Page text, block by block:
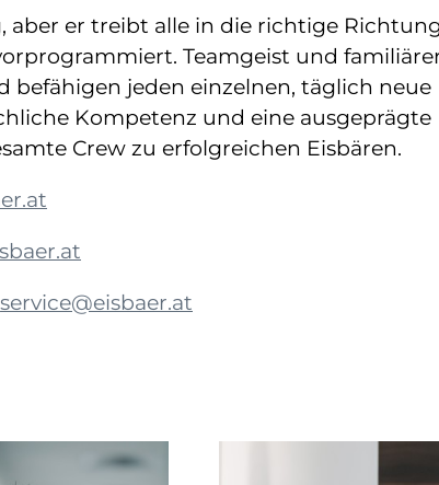
er treibt alle in die richtige
Teamgeist und
befähigen jeden einzelnen, täglich neue
Kompetenz und eine ausgeprägte
Crew zu erfolgreichen Eisbären.
service@eisbaer.at